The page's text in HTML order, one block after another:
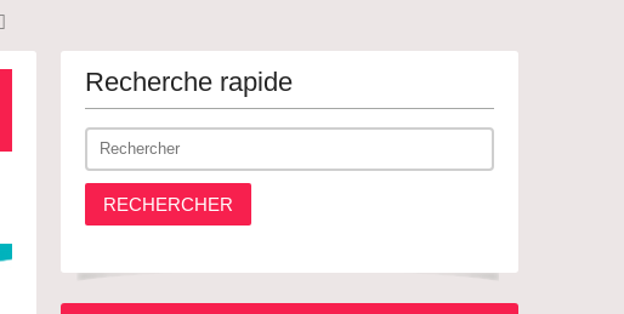
Recherche rapide
RECHERCHER